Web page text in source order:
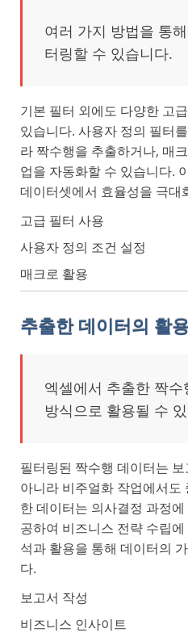
여러 가지 방법을 통
터링할 수 있습니다.
기본 필터 외에도 다양한 고
있습니다. 사용자 정의 필터
라 짝수행을 추출하거나, 매
업을 자동화할 수 있습니다.
데이터셋에서 효율성을 극대
고급 필터 사용
사용자 정의 조건 설정
매크로 활용
추출한 데이터의 활
엑셀에서 추출한 짝
방식으로 활용될 수
필터링된 짝수행 데이터는
아니라 비주얼화 작업에서도
한 데이터는 의사결정 과정
공하여 비즈니스 전략 수립
석과 활용을 통해 데이터의
다.
보고서 작성
비즈니스 인사이트